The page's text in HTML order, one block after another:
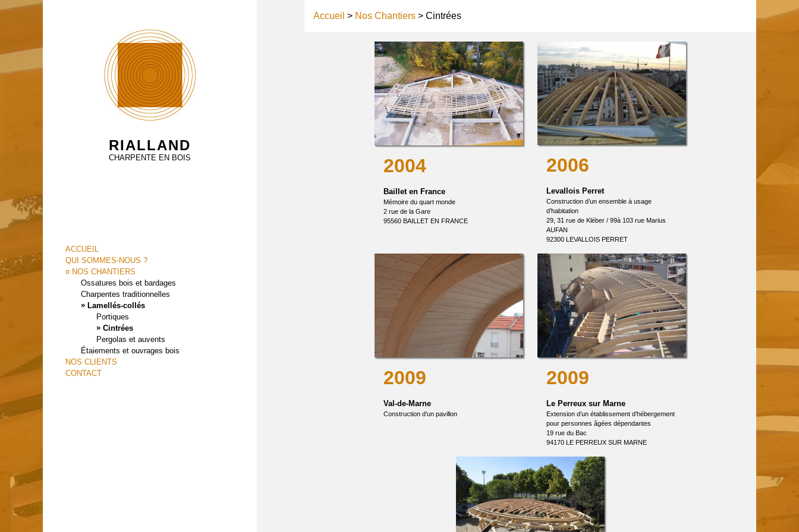
RIALLAND
CHARPENTE EN BOIS
ACCUEIL
QUI SOMMES-NOUS ?
¤ NOS CHANTIERS
Ossatures bois et bardages
Charpentes traditionnelles
» Lamellés-collés
Portiques
» Cintrées
Pergolas et auvents
Étaiements et ouvrages bois
NOS CLIENTS
CONTACT
Accueil > Nos Chantiers > Cintrées
2004
Baillet en France
Mémoire du quart monde
2 rue de la Gare
95560 BAILLET EN FRANCE
2006
Levallois Perret
Construction d’un ensemble à usage
d’habitation
29, 31 rue de Kléber / 99à 103 rue Marius
AUFAN
92300 LEVALLOIS PERRET
2009
Val-de-Marne
Construction d’un pavillon
2009
Le Perreux sur Marne
Extension d’un établissement d’hébergement
pour personnes âgées dépendantes
19 rue du Bac
94170 LE PERREUX SUR MARNE